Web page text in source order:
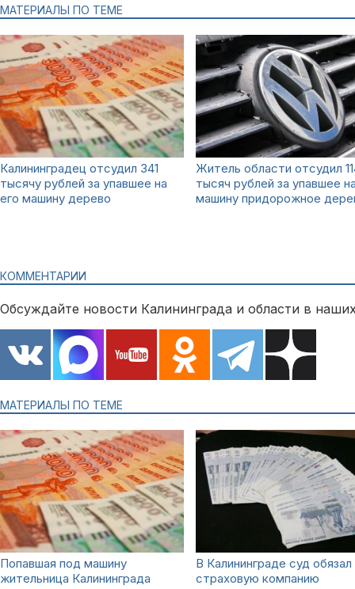
МАТЕРИАЛЫ ПО ТЕМЕ
Калининградец отсудил 341
тысячу рублей за упавшее на
его машину дерево
Житель области отсудил
тысяч рублей за упавшее
машину придорожное
КОММЕНТАРИИ
Обсуждайте новости Калининграда и области в
МАТЕРИАЛЫ ПО ТЕМЕ
Попавшая под машину
жительница Калининграда
В Калининграде суд обязал
страховую компанию